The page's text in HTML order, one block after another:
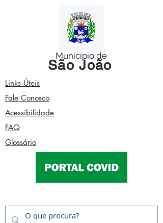
Município de
São João
Links Úteis
Fale Conosco
Acessibilidade
FAQ
Glossário